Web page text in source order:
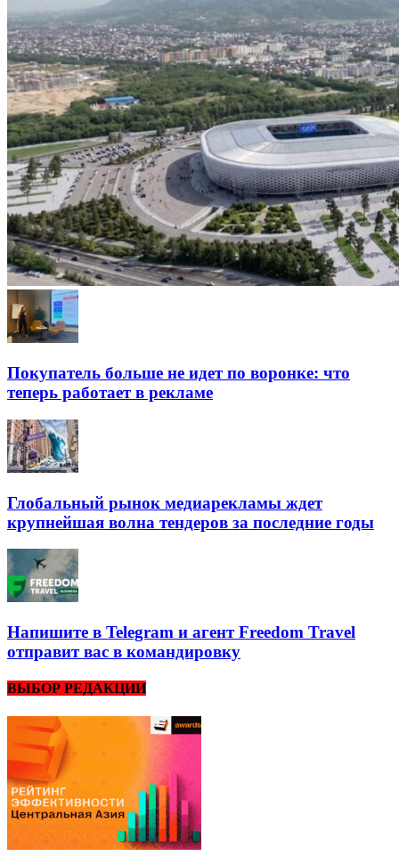
Покупатель больше не идет по воронке: что
теперь работает в рекламе
Глобальный рынок медиарекламы ждет
крупнейшая волна тендеров за последние годы
Напишите в Telegram и агент Freedom Travel
отправит вас в командировку
ВЫБОР РЕДАКЦИИ